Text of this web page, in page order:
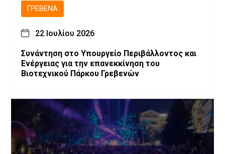
ΓΡΕΒΕΝΆ
22 Ιουλίου 2026
Συνάντηση στο Υπουργείο Περιβάλλοντος και
Ενέργειας για την επανεκκίνηση του
Βιοτεχνικού Πάρκου Γρεβενών